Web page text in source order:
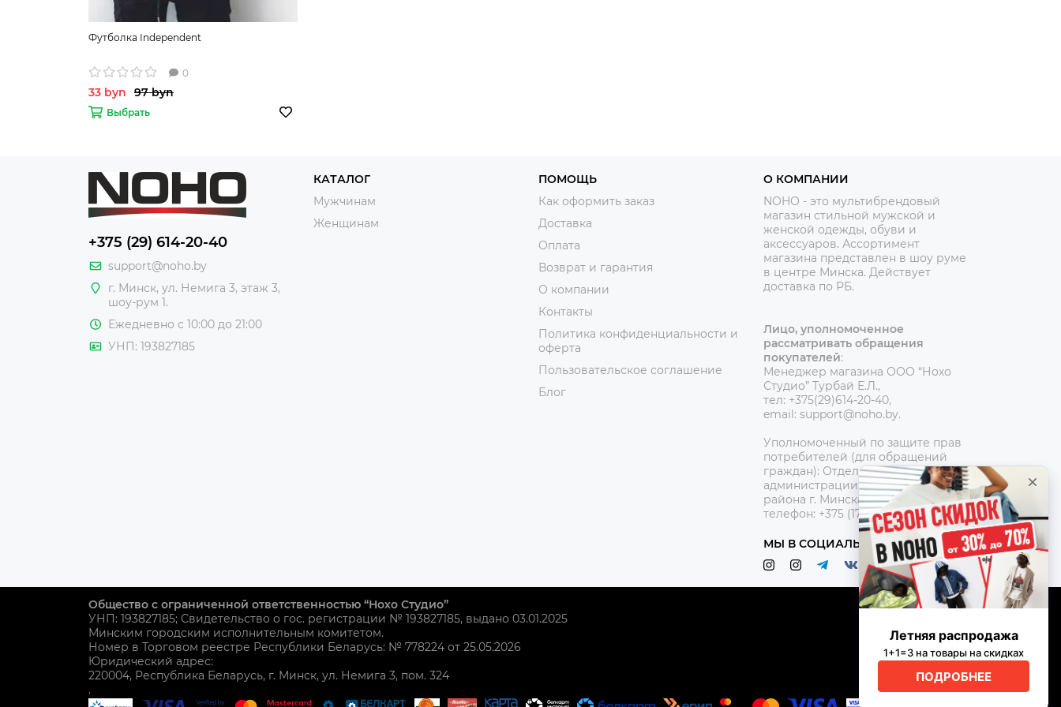
Футболка Independent
0
33 byn 97 byn
Выбрать
+375 (29) 614-20-40
support@noho.by
г. Минск, ул. Немига 3, этаж 3,
шоу-рум 1.
Ежедневно с 10:00 до 21:00
УНП: 193827185
КАТАЛОГ
Мужчинам
Женщинам
ПОМОЩЬ
Как оформить заказ
Доставка
Оплата
Возврат и гарантия
О компании
Контакты
Политика конфиденциальности и
оферта
Пользовательское соглашение
Блог
О КОМПАНИИ
NOHO - это мультибрендовый
магазин стильной мужской и
женской одежды, обуви и
аксессуаров. Ассортимент
магазина представлен в шоу руме
в центре Минска. Действует
доставка по РБ.
Лицо, уполномоченное
рассматривать обращения
покупателей:
Менеджер магазина ООО “Нохо
Студио” Турбай Е.Л.,
тел: +375(29)614-20-40,
email: support@noho.by.
Уполномоченный по защите прав
потребителей (для обращений
граждан): Отдел торговли и услуг
администрации Центрального
района г. Минска,
телефон: +375 (17) 390-42-95
МЫ В СОЦИАЛЬНЫХ СЕТЯХ
Общество с ограниченной ответственностью “Нохо Студио”
УНП: 193827185; Свидетельство о гос. регистрации № 193827185, выдано 03.01.2025
Минским городским исполнительным комитетом.
Номер в Торговом реестре Республики Беларусь: № 778224 от 25.05.2026
Юридический адрес:
220004, Республика Беларусь, г. Минск, ул. Немига 3, пом. 324
.